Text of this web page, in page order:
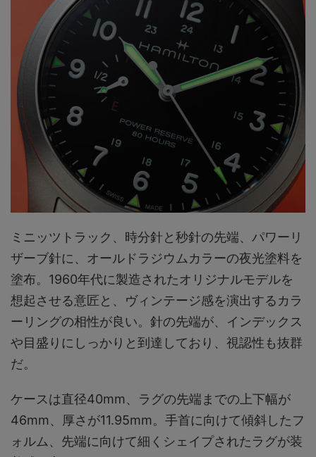
ミニッツトラック、時分針と秒針の先端、パワーリ
ザーブ針に、オールドラジウムカラーの夜光塗料を
塗布。1960年代に製造されたオリジナルモデルを
想起させる意匠と、ヴィンテージ感を演出するカラ
ーリングの相性が良い。針の先端が、インデックス
や目盛りにしっかりと到達しており、視認性も抜群
だ。
ケースは直径40mm、ラグの先端までの上下幅が
46mm、厚さが11.95mm。手首に向けて傾斜したフ
ォルム、先端に向けて細くシェイプされたラグが装